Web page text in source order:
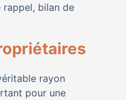
rappel, bilan de
rayon
pour une